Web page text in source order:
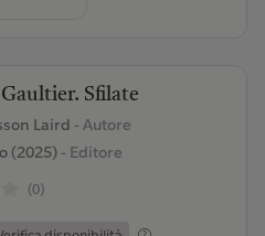
Gaultier. Sfilate
Laird - Autore
(2025)- Editore
(0)